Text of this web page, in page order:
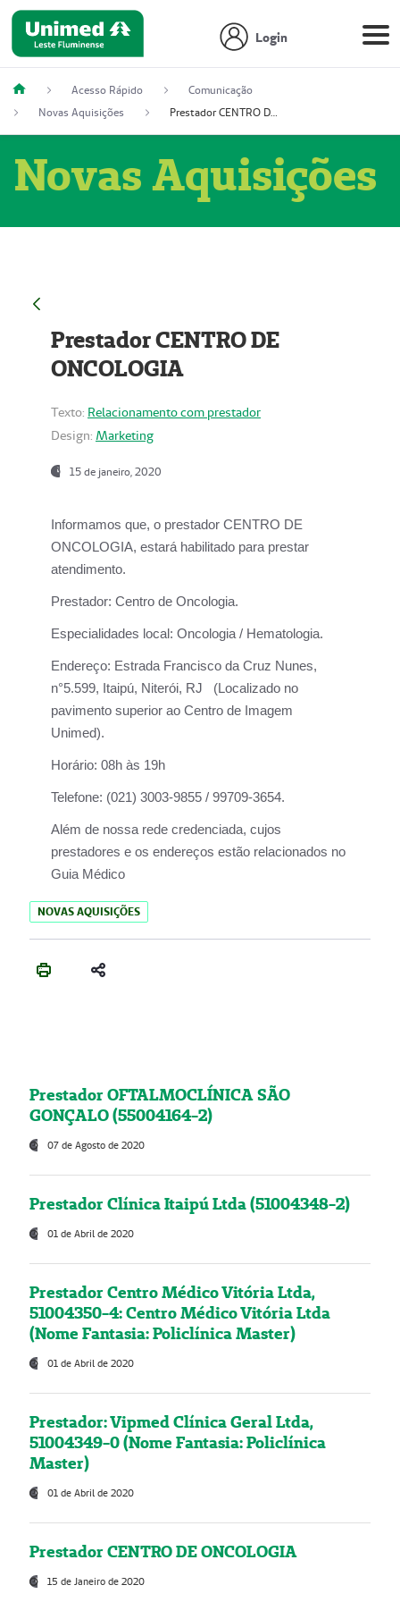
Login
Acesso Rápido
Comunicação
Novas Aquisições
Prestador CENTRO DE ONCOLOGIA
Novas Aquisições
Prestador CENTRO DE
ONCOLOGIA
Texto: Relacionamento com prestador
Design: Marketing
15 de janeiro, 2020
Informamos que, o prestador CENTRO DE
ONCOLOGIA, estará habilitado para prestar
atendimento.
Prestador: Centro de Oncologia.
Especialidades local: Oncologia / Hematologia.
Endereço: Estrada Francisco da Cruz Nunes,
n°5.599, Itaipú, Niterói, RJ (Localizado no
pavimento superior ao Centro de Imagem
Unimed).
Horário: 08h às 19h
Telefone: (021) 3003-9855 / 99709-3654.
Além de nossa rede credenciada, cujos
prestadores e os endereços estão relacionados no
Guia Médico
NOVAS AQUISIÇÕES
Prestador OFTALMOCLÍNICA SÃO
GONÇALO (55004164-2)
07 de Agosto de 2020
Prestador Clínica Itaipú Ltda (51004348-2)
01 de Abril de 2020
Prestador Centro Médico Vitória Ltda,
51004350-4: Centro Médico Vitória Ltda
(Nome Fantasia: Policlínica Master)
01 de Abril de 2020
Prestador: Vipmed Clínica Geral Ltda,
51004349-0 (Nome Fantasia: Policlínica
Master)
01 de Abril de 2020
Prestador CENTRO DE ONCOLOGIA
15 de Janeiro de 2020